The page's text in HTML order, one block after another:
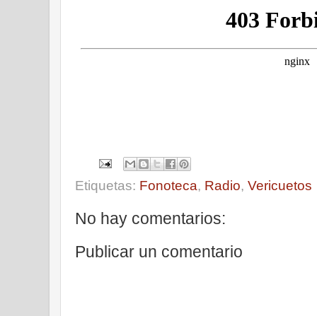
Etiquetas: Fonoteca, Radio, Vericuetos
No hay comentarios:
Publicar un comentario